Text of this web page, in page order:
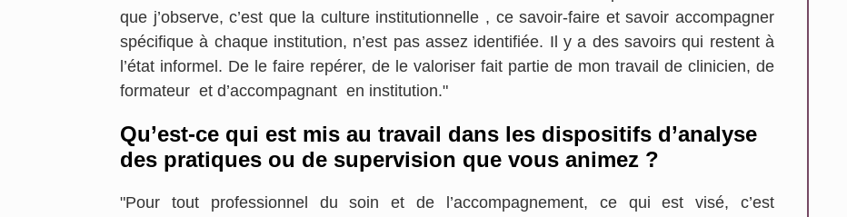
que j’observe, c’est que la culture institutionnelle , ce savoir-faire et savoir accompagner
spécifique à chaque institution, n’est pas assez identifiée. Il y a des savoirs qui restent à
l’état informel. De le faire repérer, de le valoriser fait partie de mon travail de clinicien, de
formateur et d’accompagnant en institution."
Qu’est-ce qui est mis au travail dans les dispositifs d’analyse
des pratiques ou de supervision que vous animez ?
"Pour tout professionnel du soin et de l’accompagnement, ce qui est visé, c’est